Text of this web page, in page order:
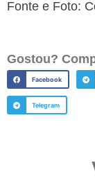
Fonte e Foto:
Gostou?
Facebook
Telegram